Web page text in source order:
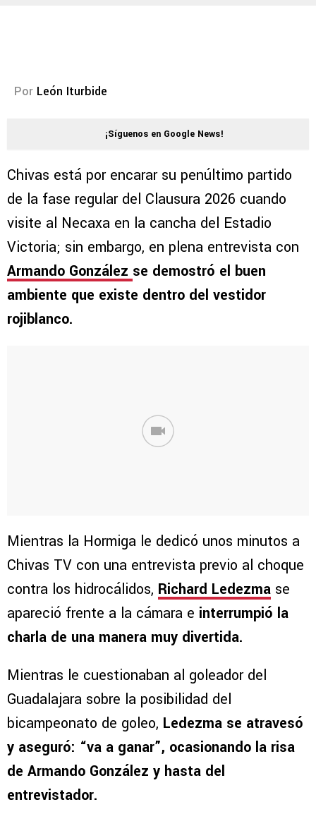
Por León Iturbide
¡Síguenos en Google News!
Chivas está por encarar su penúltimo partido
de la fase regular del Clausura 2026 cuando
visite al Necaxa en la cancha del Estadio
Victoria; sin embargo, en plena entrevista con
Armando González se demostró el buen
ambiente que existe dentro del vestidor
rojiblanco.
Mientras la Hormiga le dedicó unos minutos a
Chivas TV con una entrevista previo al choque
contra los hidrocálidos, Richard Ledezma se
apareció frente a la cámara e interrumpió la
charla de una manera muy divertida.
Mientras le cuestionaban al goleador del
Guadalajara sobre la posibilidad del
bicampeonato de goleo, Ledezma se atravesó
y aseguró: “va a ganar”, ocasionando la risa
de Armando González y hasta del
entrevistador.